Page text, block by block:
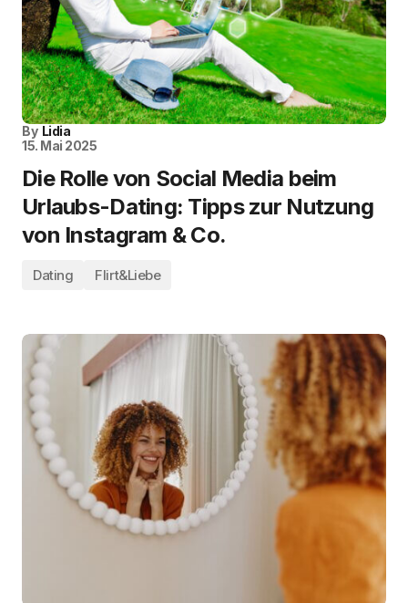
By Lidia
15. Mai 2025
Die Rolle von Social Media beim
Urlaubs-Dating: Tipps zur Nutzung
von Instagram & Co.
Dating Flirt&Liebe